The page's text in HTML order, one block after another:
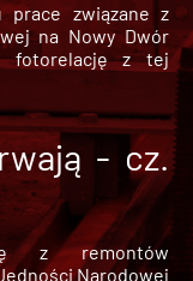
prace związane z
na Nowy Dwór
fotorelację z tej
- cz.
z remontów
Narodowej